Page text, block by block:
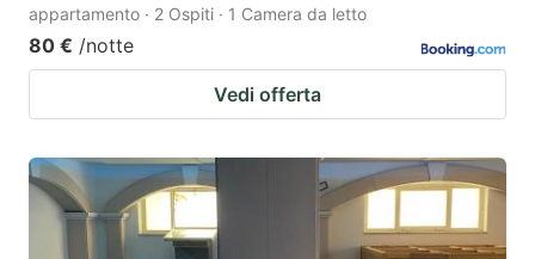
appartamento · 2 Ospiti · 1 Camera da letto
80 € /notte
Vedi offerta